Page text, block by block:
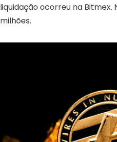
liquidação ocorreu na Bitmex.
milhões.